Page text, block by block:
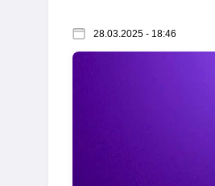
28.03.2025 - 18:46